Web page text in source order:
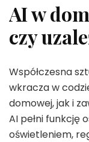
AI w
czy
Współczesna
wkracza w
domowej, jak i
AI pełni funkcję
oświetleniem,